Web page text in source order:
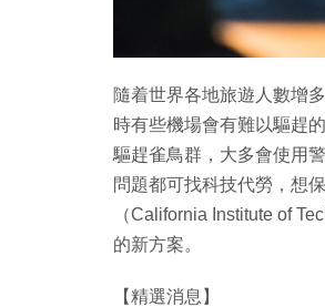
隨着世界各地旅遊人數增
時有些機場會有難以驅趕
驅趕雀鳥群，大多會使用
問題都可找科技代勞，想
（California Institute of
的新方案。
【精選消息】